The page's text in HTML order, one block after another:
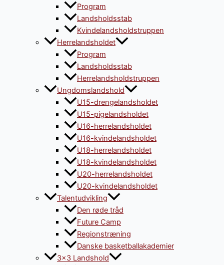
Program
Landsholdsstab
Kvindelandsholdstruppen
Herrelandsholdet
Program
Landsholdsstab
Herrelandsholdstruppen
Ungdomslandshold
U15-drengelandsholdet
U15-pigelandsholdet
U16-herrelandsholdet
U16-kvindelandsholdet
U18-herrelandsholdet
U18-kvindelandsholdet
U20-herrelandsholdet
U20-kvindelandsholdet
Talentudvikling
Den røde tråd
Future Camp
Regionstræning
Danske basketballakademier
3×3 Landshold